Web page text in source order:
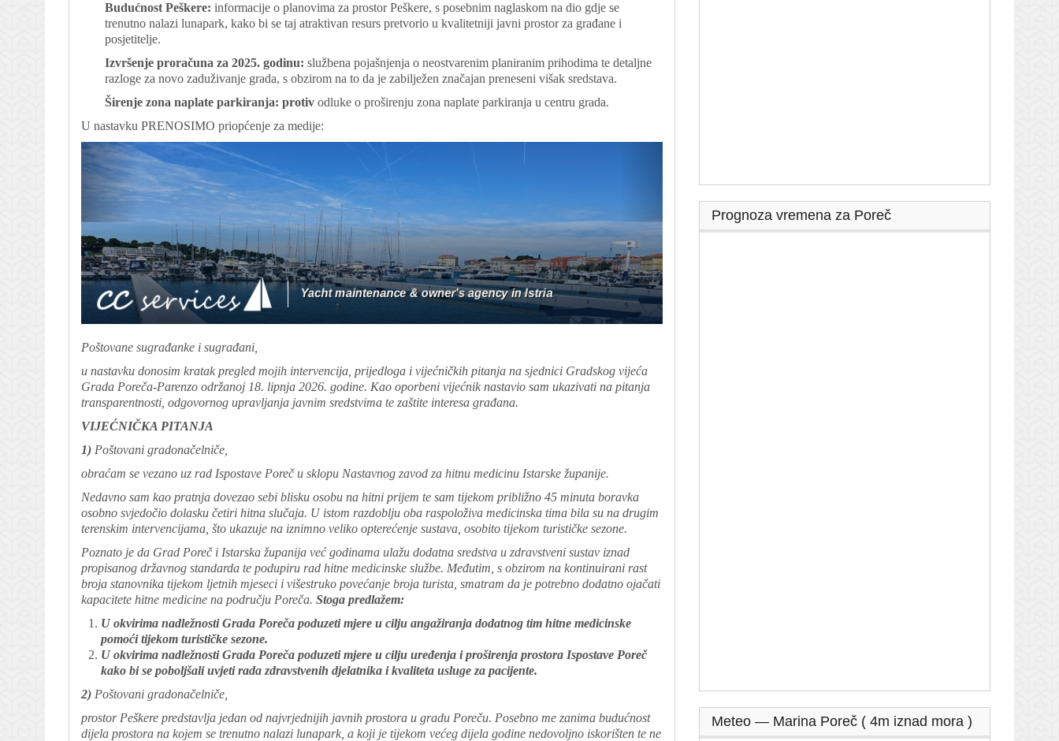
Budućnost Peškere: informacije o planovima za prostor Peškere, s posebnim naglaskom na dio gdje se
trenutno nalazi lunapark, kako bi se taj atraktivan resurs pretvorio u kvalitetniji javni prostor za građane i
posjetitelje.
Izvršenje proračuna za 2025. godinu: službena pojašnjenja o neostvarenim planiranim prihodima te detaljne
razloge za novo zaduživanje grada, s obzirom na to da je zabilježen značajan preneseni višak sredstava.
Širenje zona naplate parkiranja: protiv odluke o proširenju zona naplate parkiranja u centru grada.
U nastavku PRENOSIMO priopćenje za medije:
Poštovane sugrađanke i sugrađani,
u nastavku donosim kratak pregled mojih intervencija, prijedloga i vijećničkih pitanja na sjednici Gradskog vijeća
Grada Poreča-Parenzo održanoj 18. lipnja 2026. godine. Kao oporbeni vijećnik nastavio sam ukazivati na pitanja
transparentnosti, odgovornog upravljanja javnim sredstvima te zaštite interesa građana.
VIJEĆNIČKA PITANJA
1) Poštovani gradonačelniče,
obraćam se vezano uz rad Ispostave Poreč u sklopu Nastavnog zavod za hitnu medicinu Istarske županije.
Nedavno sam kao pratnja dovezao sebi blisku osobu na hitni prijem te sam tijekom približno 45 minuta boravka
osobno svjedočio dolasku četiri hitna slučaja. U istom razdoblju oba raspoloživa medicinska tima bila su na drugim
terenskim intervencijama, što ukazuje na iznimno veliko opterećenje sustava, osobito tijekom turističke sezone.
Poznato je da Grad Poreč i Istarska županija već godinama ulažu dodatna sredstva u zdravstveni sustav iznad
propisanog državnog standarda te podupiru rad hitne medicinske službe. Međutim, s obzirom na kontinuirani rast
broja stanovnika tijekom ljetnih mjeseci i višestruko povećanje broja turista, smatram da je potrebno dodatno ojačati
kapacitete hitne medicine na području Poreča. Stoga predlažem:
U okvirima nadležnosti Grada Poreča poduzeti mjere u cilju angažiranja dodatnog tim hitne medicinske
pomoći tijekom turističke sezone.
U okvirima nadležnosti Grada Poreča poduzeti mjere u cilju uređenja i proširenja prostora Ispostave Poreč
kako bi se poboljšali uvjeti rada zdravstvenih djelatnika i kvaliteta usluge za pacijente.
2) Poštovani gradonačelniče,
prostor Peškere predstavlja jedan od najvrjednijih javnih prostora u gradu Poreču. Posebno me zanima budućnost
dijela prostora na kojem se trenutno nalazi lunapark, a koji je tijekom većeg dijela godine nedovoljno iskorišten te ne
Prognoza vremena za Poreč
Meteo — Marina Poreč ( 4m iznad mora )